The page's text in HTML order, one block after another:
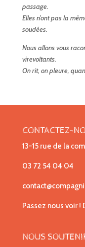
passage.
Elles n’ont pas la
soudées.
Nous allons vous
virevoltants.
On rit, on pleure,
CONTACTEZ-
13-15 rue de la
03 72 54 04 04
Passez nous voir !
NOUS